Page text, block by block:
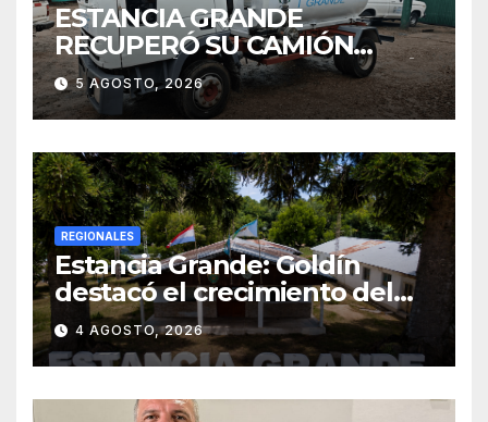
ESTANCIA GRANDE
RECUPERÓ SU CAMIÓN
ATMOSFÉRICO Y MEJORARÁ
EL SERVICIO DE
SANEAMIENTO PARA LOS
VECINOS
5 AGOSTO, 2026
REGIONALES
Estancia Grande: Goldín
destacó el crecimiento del
municipio, anunció nuevas
obras y defendió su gestión
frente a las críticas
4 AGOSTO, 2026